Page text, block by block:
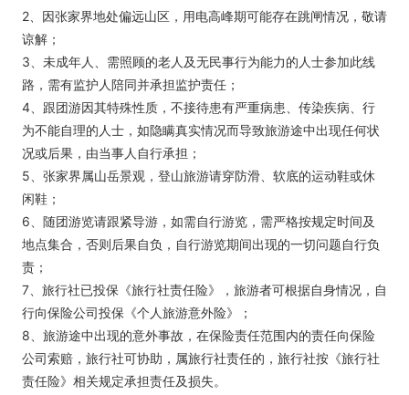
2、因张家界地处偏远山区，用电高峰期可能存在跳闸情况，敬请
谅解；
3、未成年人、需照顾的老人及无民事行为能力的人士参加此线
路，需有监护人陪同并承担监护责任；
4、跟团游因其特殊性质，不接待患有严重病患、传染疾病、行
为不能自理的人士，如隐瞒真实情况而导致旅游途中出现任何状
况或后果，由当事人自行承担；
5、张家界属山岳景观，登山旅游请穿防滑、软底的运动鞋或休
闲鞋；
6、随团游览请跟紧导游，如需自行游览，需严格按规定时间及
地点集合，否则后果自负，自行游览期间出现的一切问题自行负
责；
7、旅行社已投保《旅行社责任险》，旅游者可根据自身情况，自
行向保险公司投保《个人旅游意外险》；
8、旅游途中出现的意外事故，在保险责任范围内的责任向保险
公司索赔，旅行社可协助，属旅行社责任的，旅行社按《旅行社
责任险》相关规定承担责任及损失。